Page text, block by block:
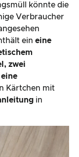
könnte die
Verbraucher
ein eine
zwei
eine
Kärtchen mit
in